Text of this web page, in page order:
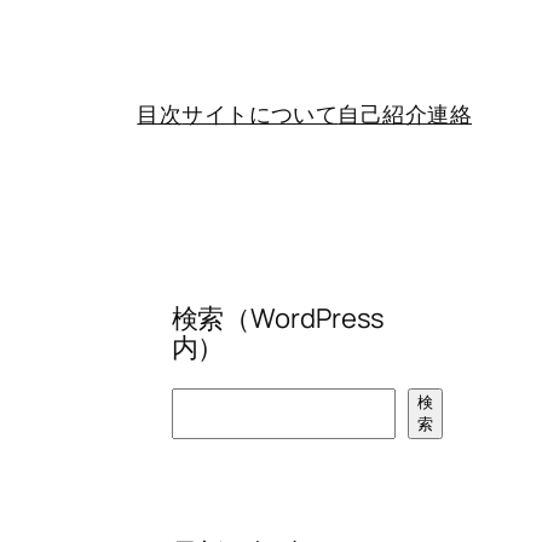
目次サイトについて自己紹介連絡
検索（WordPress
内）
検
索